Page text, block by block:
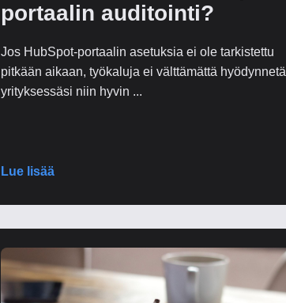
portaalin auditointi?
Jos HubSpot-portaalin asetuksia ei ole tarkistettu
pitkään aikaan, työkaluja ei välttämättä hyödynnetä
yrityksessäsi niin hyvin ...
Lue lisää